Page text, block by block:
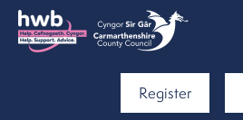
Register